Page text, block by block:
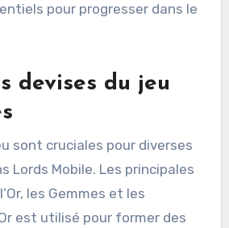
pour progresser dans le
devises du jeu
sont cruciales pour diverses
Lords Mobile. Les principales
les Gemmes et les
est utilisé pour former des